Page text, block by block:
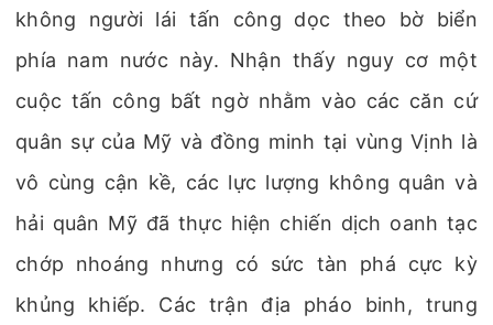
không người lái tấn công dọc theo bờ biển
phía nam nước này. Nhận thấy nguy cơ một
cuộc tấn công bất ngờ nhằm vào các căn cứ
quân sự của Mỹ và đồng minh tại vùng Vịnh là
vô cùng cận kề, các lực lượng không quân và
hải quân Mỹ đã thực hiện chiến dịch oanh tạc
chớp nhoáng nhưng có sức tàn phá cực kỳ
khủng khiếp. Các trận địa pháo binh, trung